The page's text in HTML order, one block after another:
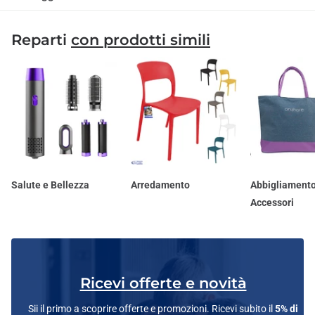
Reparti con prodotti simili
Salute e Bellezza Arredamento
Accessori
Ricevi offerte e novità
Sii il primo a scoprire offerte e promozioni. Ricevi subito il5% di